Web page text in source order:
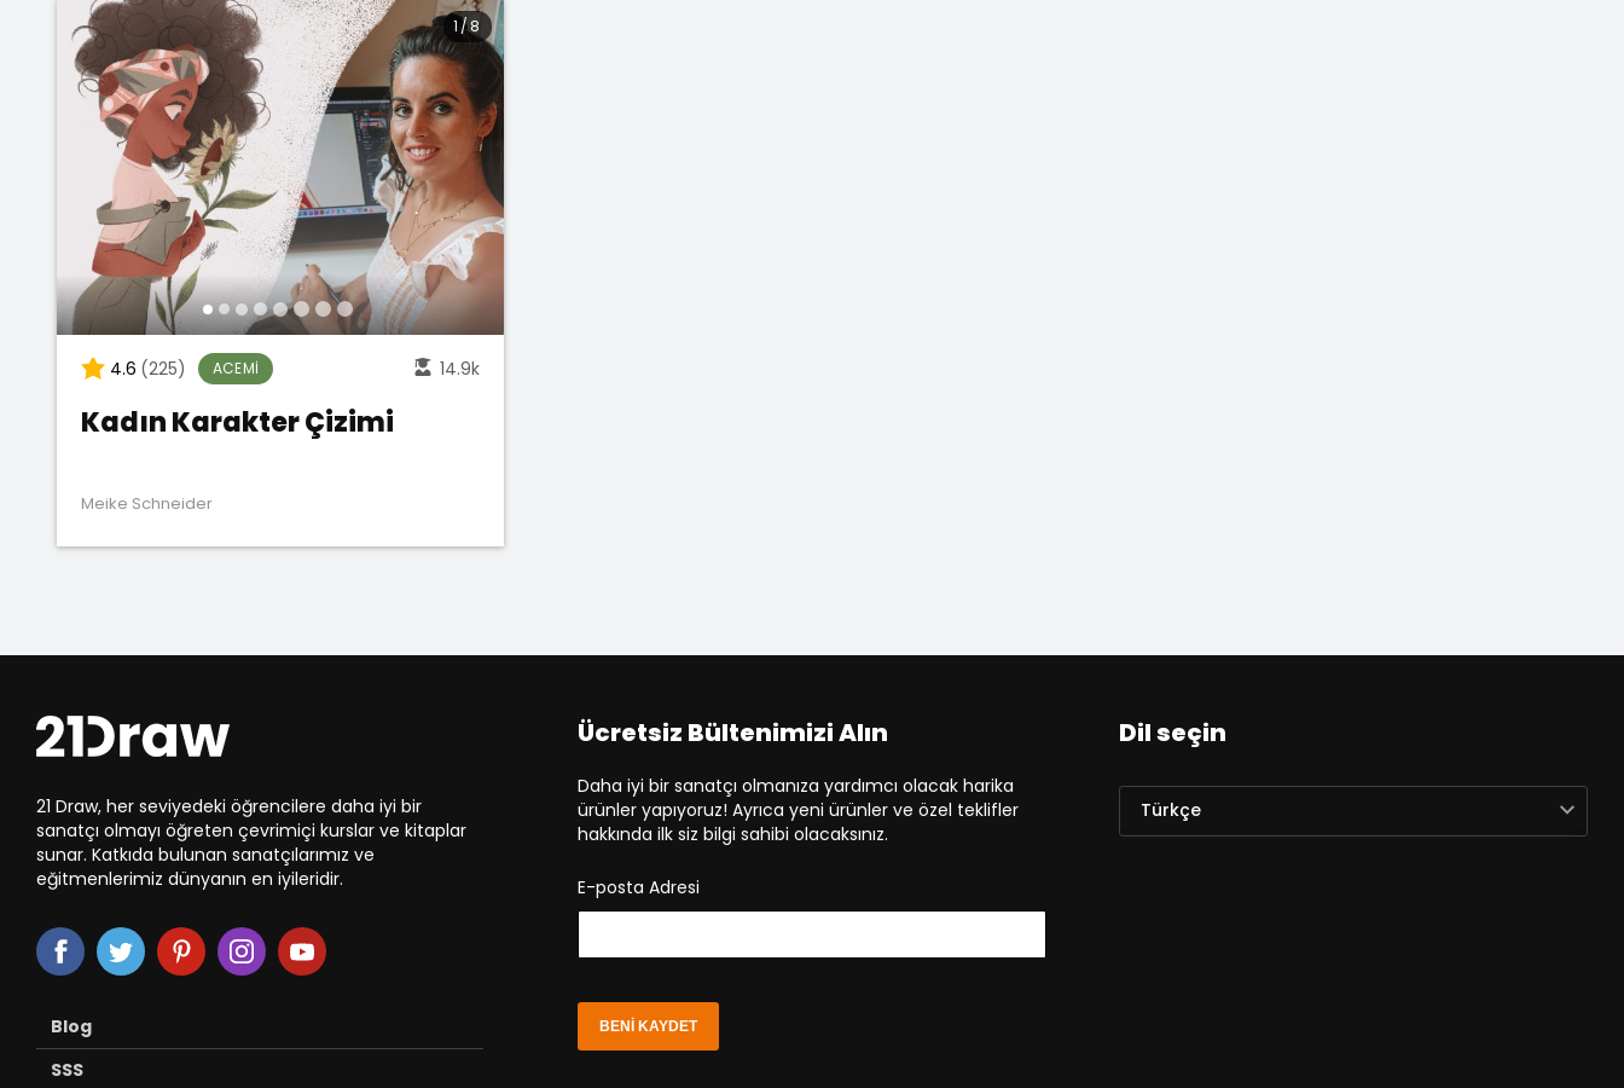
4.6 (225) ACEMI 14.9k
Kadın Karakter Çizimi
Meike Schneider
1 /8
21 Draw, her seviyedeki öğrencilere daha iyi bir
sanatçı olmayı öğreten çevrimiçi kurslar ve kitaplar
sunar. Katkıda bulunan sanatçılarımız ve
eğitmenlerimiz dünyanın en iyileridir.
Blog
SSS
Ücretsiz Bültenimizi Alın
Daha iyi bir sanatçı olmanıza yardımcı olacak harika
ürünler yapıyoruz! Ayrıca yeni ürünler ve özel teklifler
hakkında ilk siz bilgi sahibi olacaksınız.
E-posta Adresi
BENI KAYDET
Dil seçin
Türkçe